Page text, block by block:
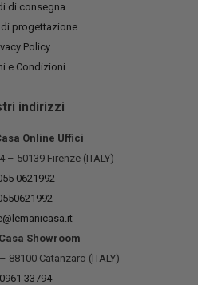
di consegna
progettazione
Policy
e Condizioni
indirizzi
Online Uffici
– 50139 Firenze (ITALY)
0621992
Showroom
88100 Catanzaro (ITALY)
0961 33794